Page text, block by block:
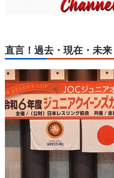
直言！過去・現在・未来